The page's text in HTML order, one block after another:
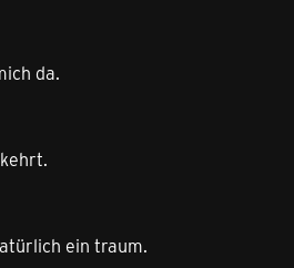
da.
ein traum.